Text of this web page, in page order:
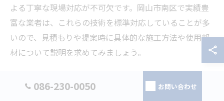
よる丁寧な現場対応が不可欠です。岡山市南区で実績豊
富な業者は、これらの技術を標準対応していることが多
いので、見積もりや提案時に具体的な施工方法や使用部
材について説明を求めてみましょう。
季節ごとの岡山市南区 電気工事対策ポイント
086-230-0050 お問い合わせ